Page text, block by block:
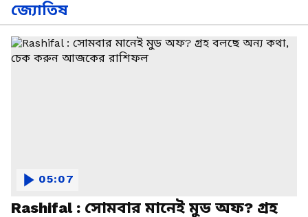
জ্যোতিষ
Rashifal : সোমবার মানেই মুড অফ? গ্রহ
05:07